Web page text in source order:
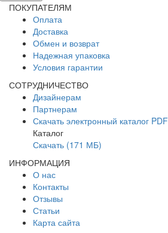
ПОКУПАТЕЛЯМ
Оплата
Доставка
Обмен и возврат
Надежная упаковка
Условия гарантии
СОТРУДНИЧЕСТВО
Дизайнерам
Партнерам
Скачать электронный каталог PDF
Каталог
Скачать (171 МБ)
ИНФОРМАЦИЯ
О нас
Контакты
Отзывы
Статьи
Карта сайта